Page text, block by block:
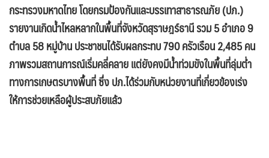
กระทรวงมหาดไทย โดยกรมป้องกันและบรรเทาสาธารณภัย (ปภ.)
รายงานเกิดน้ำไหลหลากในพื้นที่จังหวัดสุราษฎร์ธานี รวม 5 อำเภอ 9
ตำบล 58 หมู่บ้าน ประชาชนได้รับผลกระทบ 790 ครัวเรือน 2,485 คน
ภาพรวมสถานการณ์เริ่มคลี่คลาย แต่ยังคงมีน้ำท่วมขังในพื้นที่ลุ่มต่ำ
ทางการเกษตรบางพื้นที่ ซึ่ง ปภ.ได้ร่วมกับหน่วยงานที่เกี่ยวข้องเร่ง
ให้การช่วยเหลือผู้ประสบภัยแล้ว